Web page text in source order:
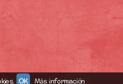
OK Más información